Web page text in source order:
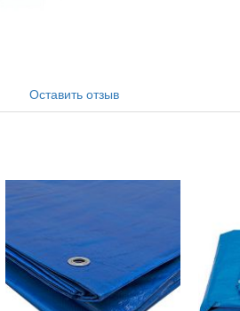
Оставить отзыв